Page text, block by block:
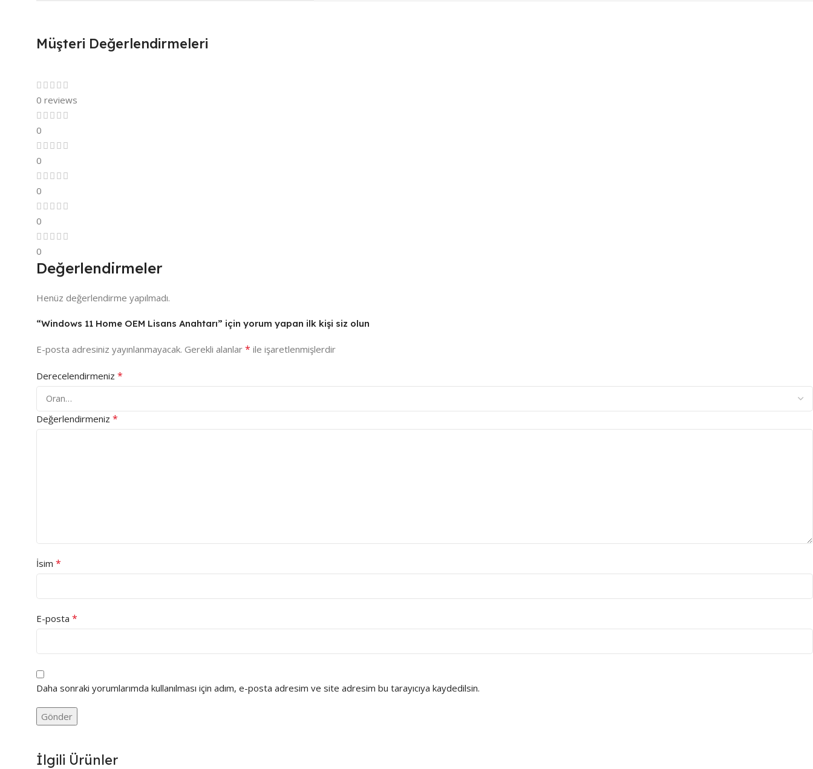
Müşteri Değerlendirmeleri
0 reviews
0
0
0
0
0
Değerlendirmeler
Henüz değerlendirme yapılmadı.
“Windows 11 Home OEM Lisans Anahtarı” için yorum yapan ilk kişi siz olun
E-posta adresiniz yayınlanmayacak. Gerekli alanlar * ile işaretlenmişlerdir
Derecelendirmeniz *
Değerlendirmeniz *
İsim *
E-posta *
Daha sonraki yorumlarımda kullanılması için adım, e-posta adresim ve site adresim bu tarayıcıya kaydedilsin.
İlgili Ürünler